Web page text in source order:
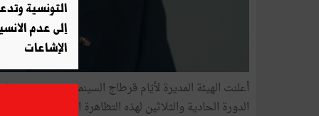
أعلنت الهيئة المديرة لأيّام قرطاج السينمائية تخصيص
التونسية
إلى عدم
الإشاعات